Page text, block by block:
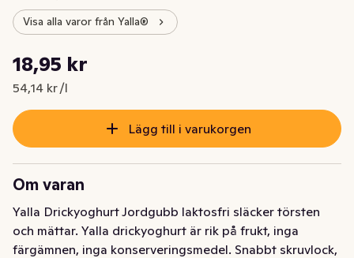
Visa alla varor från Yalla®
Nuvarande pris är: 18,95 kr
18,95 kr
54,14 kr /l
Styckpris: 54,14 kr /l
Lägg till i varukorgen
Om varan
Yalla Drickyoghurt Jordgubb laktosfri släcker törsten
och mättar. Yalla drickyoghurt är rik på frukt, inga
färgämnen, inga konserveringsmedel. Snabbt skruvlock,